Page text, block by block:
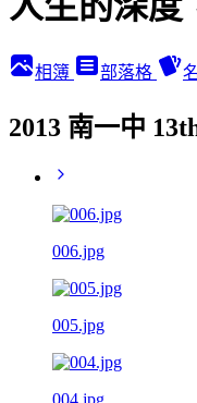
相簿 部落格
2013 南一中
006.jpg
005.jpg
004.jpg